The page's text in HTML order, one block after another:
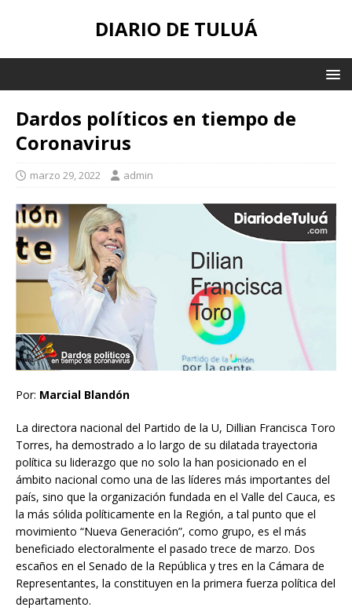
DIARIO DE TULUÁ
Dardos políticos en tiempo de
Coronavirus
marzo 29, 2022 admin
Por: Marcial Blandón
La directora nacional del Partido de la U, Dillian Francisca Toro
Torres, ha demostrado a lo largo de su dilatada trayectoria
política su liderazgo que no solo la han posicionado en el
ámbito nacional como una de las líderes más importantes del
país, sino que la organización fundada en el Valle del Cauca, es
la más sólida políticamente en la Región, a tal punto que el
movimiento “Nueva Generación”, como grupo, es el más
beneficiado electoralmente el pasado trece de marzo. Dos
escaños en el Senado de la República y tres en la Cámara de
Representantes, la constituyen en la primera fuerza política del
departamento.